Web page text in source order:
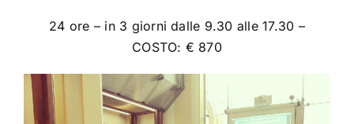
24 ore – in 3 giorni dalle 9.30 alle 17.30 –
COSTO: € 870